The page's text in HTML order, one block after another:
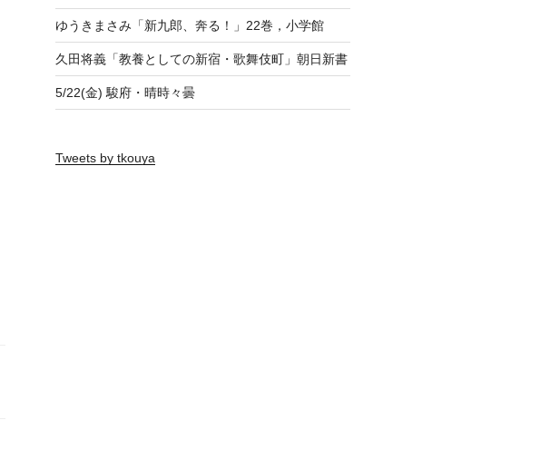
ゆうきまさみ「新九郎、奔る！」22巻，小学館
久田将義「教養としての新宿・歌舞伎町」朝日新書
5/22(金) 駿府・晴時々曇
Tweets by tkouya